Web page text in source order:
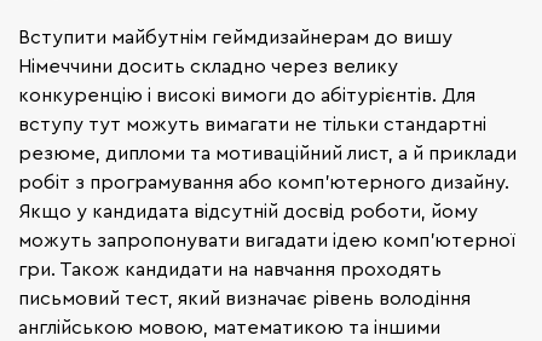
Вступити майбутнім геймдизайнерам до вишу
Німеччини досить складно через велику
конкуренцію і високі вимоги до абітурієнтів. Для
вступу тут можуть вимагати не тільки стандартні
резюме, дипломи та мотиваційний лист, а й приклади
робіт з програмування або комп'ютерного дизайну.
Якщо у кандидата відсутній досвід роботи, йому
можуть запропонувати вигадати ідею комп'ютерної
гри. Також кандидати на навчання проходять
письмовий тест, який визначає рівень володіння
англійською мовою, математикою та іншими